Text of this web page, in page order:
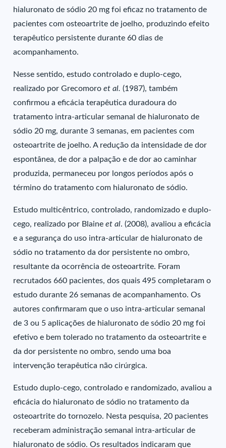
hialuronato de sódio 20 mg foi eficaz no tratamento de
pacientes com osteoartrite de joelho, produzindo efeito
terapêutico persistente durante 60 dias de
acompanhamento.
Nesse sentido, estudo controlado e duplo-cego,
realizado por Grecomoro et al.(1987), também
confirmou a eficácia terapêutica duradoura do
tratamento intra-articular semanal de hialuronato de
sódio 20 mg, durante 3 semanas, em pacientes com
osteoartrite de joelho. A redução da intensidade de dor
espontânea, de dor a palpação e de dor ao caminhar
produzida, permaneceu por longos períodos após o
término do tratamento com hialuronato de sódio.
Estudo multicêntrico, controlado, randomizado e duplo-
cego, realizado por Blaineet al. (2008), avaliou a eficácia
e a segurança do uso intra-articular de hialuronato de
sódio no tratamento da dor persistente no ombro,
resultante da ocorrência de osteoartrite. Foram
recrutados 660 pacientes, dos quais 495 completaram o
estudo durante 26 semanas de acompanhamento. Os
autores confirmaram que o uso intra-articular semanal
de 3 ou 5 aplicações de hialuronato de sódio 20 mg foi
efetivo e bem tolerado no tratamento da osteoartrite e
da dor persistente no ombro, sendo uma boa
intervenção terapêutica não cirúrgica.
Estudo duplo-cego, controlado e randomizado, avaliou a
eficácia do hialuronato de sódio no tratamento da
osteoartrite do tornozelo. Nesta pesquisa, 20 pacientes
receberam administração semanal intra-articular de
hialuronato de sódio. Os resultados indicaram que